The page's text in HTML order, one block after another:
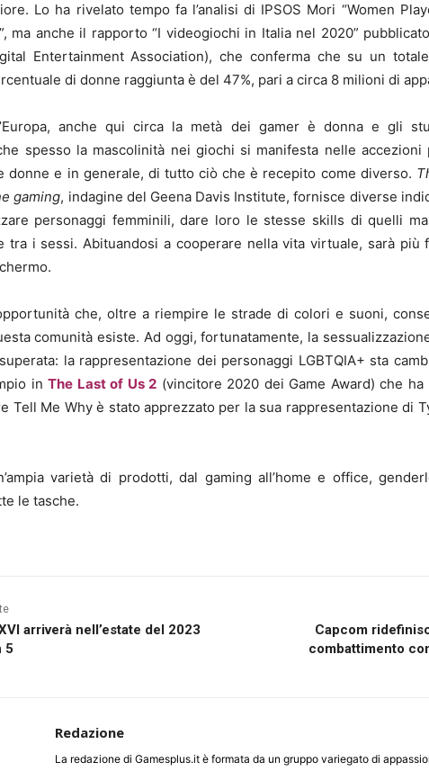
Lo ha rivelato tempo fa l’analisi di IPSOS Mori “Women
ma anche il rapporto “I videogiochi in Italia nel 2020”
Entertainment Association), che conferma che su un
di donne raggiunta è del 47%, pari a circa 8 milioni di
anche qui circa la metà dei gamer è donna e gli
spesso la mascolinità nei giochi si manifesta nelle accezioni
donne e in generale, di tutto ciò che è recepito come diverso.
gaming, indagine del Geena Davis Institute, fornisce diverse
personaggi femminili, dare loro le stesse skills di quelli
tra i sessi. Abituandosi a cooperare nella vita virtuale, sarà più
che, oltre a riempire le strade di colori e suoni,
comunità esiste. Ad oggi, fortunatamente, la
la rappresentazione dei personaggi LGBTQIA+ sta
inThe Last of Us 2 (vincitore 2020 dei Game Award) che
Tell Me Why è stato apprezzato per la sua rappresentazione di
varietà di prodotti, dal gaming all’home e office,
le tasche.
arriverà nell’estate del 2023
5
Capcom
combattimento
Redazione
La redazione di Gamesplus.it è formata da un gruppo variegato di